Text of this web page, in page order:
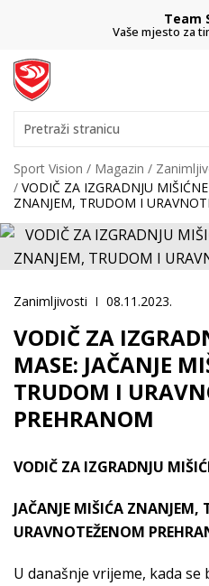
mjesto za timske sportove.
Pretraži stranicu
Sport Vision Magazin
VODIČ ZA IZGRADNJU
ZNANJEM, TRUDOM I
Zanimljivosti 08.11.2023.
VODIČ ZA
MASE: JAČANJE
TRUDOM I
PREHRANOM
VODIČ ZA IZGRADNJU
JAČANJE MIŠIĆA ZNANJEM,
URAVNOTEŽENOM
U današnje vrijeme, kada